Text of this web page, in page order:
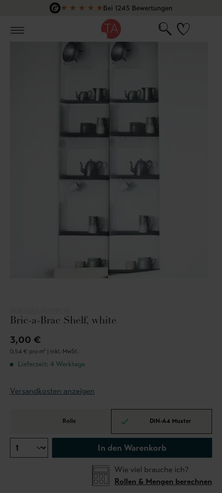
Zum Hauptinhalt springen
★ ★ ★ ★ ★Bei 1245 Bewertungen
Bric-a-Brac Shelf, white
3,00 €
0,54 € pro m² | inkl. MwSt.
Lieferzeit: 4 Werktage
Versandkosten anzeigen
Rolle DIN-A4 Muster
In den Warenkorb
Wie viel brauche ich?
Rollen & Mengen berechnen